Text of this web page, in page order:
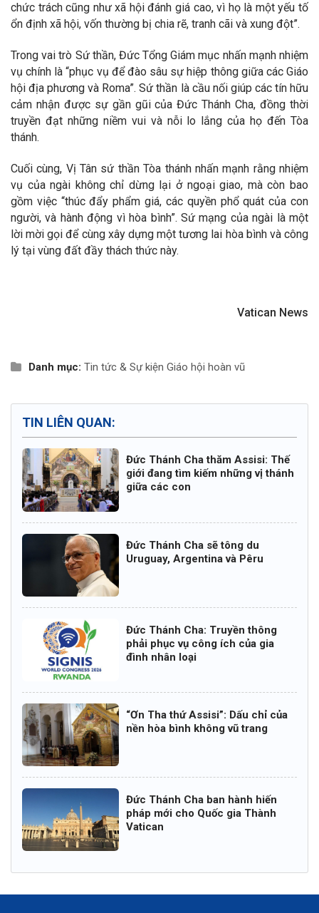
chức trách cũng như xã hội đánh giá cao, vì họ là một yếu tố
ổn định xã hội, vốn thường bị chia rẽ, tranh cãi và xung đột”.
Trong vai trò Sứ thần, Đức Tổng Giám mục nhấn mạnh nhiệm
vụ chính là “phục vụ để đào sâu sự hiệp thông giữa các Giáo
hội địa phương và Roma”. Sứ thần là cầu nối giúp các tín hữu
cảm nhận được sự gần gũi của Đức Thánh Cha, đồng thời
truyền đạt những niềm vui và nỗi lo lắng của họ đến Tòa
thánh.
Cuối cùng, Vị Tân sứ thần Tòa thánh nhấn mạnh rằng nhiệm
vụ của ngài không chỉ dừng lại ở ngoại giao, mà còn bao
gồm việc “thúc đẩy phẩm giá, các quyền phổ quát của con
người, và hành động vì hòa bình”. Sứ mạng của ngài là một
lời mời gọi để cùng xây dựng một tương lai hòa bình và công
lý tại vùng đất đầy thách thức này.
Vatican News
Danh mục: Tin tức & Sự kiện Giáo hội hoàn vũ
TIN LIÊN QUAN:
Đức Thánh Cha thăm Assisi: Thế
giới đang tìm kiếm những vị thánh
giữa các con
Đức Thánh Cha sẽ tông du
Uruguay, Argentina và Pêru
Đức Thánh Cha: Truyền thông
phải phục vụ công ích của gia
đình nhân loại
“Ơn Tha thứ Assisi”: Dấu chỉ của
nền hòa bình không vũ trang
Đức Thánh Cha ban hành hiến
pháp mới cho Quốc gia Thành
Vatican